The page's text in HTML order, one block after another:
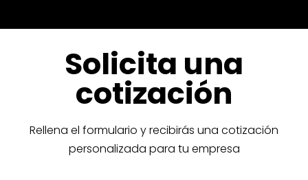
Solicita una
cotización
Rellena el formulario y recibirás una cotización
personalizada para tu empresa